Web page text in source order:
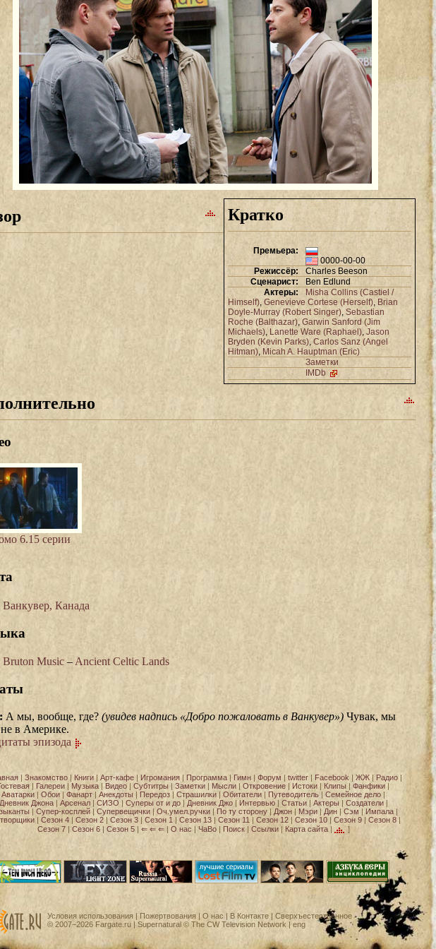
Кратко
Премьера:
0000-00-00
Режиссёр:
Charles Beeson
Сценарист:
Ben Edlund
Актеры:
Misha Collins (Castiel /
Himself), Genevieve Cortese (Herself), Brian
Doyle-Murray (Robert Singer), Sebastian
Roche (Balthazar), Garwin Sanford (Jim
Michaels), Lanette Ware (Raphael), Jason
Bryden (Kevin Parks), Carlos Sanz (Angel
Hitman), Micah A. Hauptman (Eric)
Заметки
IMDb
6.15 серии
Ванкувер, Канада
Bruton Music–Ancient Celtic Lands
А мы, вообще, где? (увидев надпись «Добро пожаловать в Ванкувер») Чувак, мы
в Америке.
эпизода
| Знакомство| Книги| Арт-кафе| Игромания| Программа| Гимн| Форум | twitter| Facebook | ЖЖ| Радио|
| Галереи | Музыка | Видео | Субтитры | Заметки | Мысли | Откровение | Истоки | Клипы | Фанфики |
Аватарки | Обои | Фанарт | Анекдоты | Передоз | Страшилки | Обитатели | Путеводитель | Семейное дело |
Джона| Арсенал| СИЗО | Суперы от и до| Дневник Джо| Интервью| Статьи| Актеры| Создатели|
| Супер-косплей | Супервещички | Оч.умел.ручки | По ту сторону | Джон | Мэри | Дин | Сэм | Импала |
| Сезон 4 | Сезон 2 | Сезон 3 | Сезон 1 | Сезон 13 | Сезон 11 | Сезон 12 | Сезон 10 | Сезон 9 | Сезон 8 |
Сезон 7| Сезон 6| Сезон 5| ⇐ ⇐ ⇐| О нас | ЧаВо| Поиск| Ссылки| Карта сайта| ]
Условия использования | Пожертвования | О нас | В Контакте | Сверхъестественное
© 2007−2026 Fargate.ru | Supernatural © The CW Television Network | eng